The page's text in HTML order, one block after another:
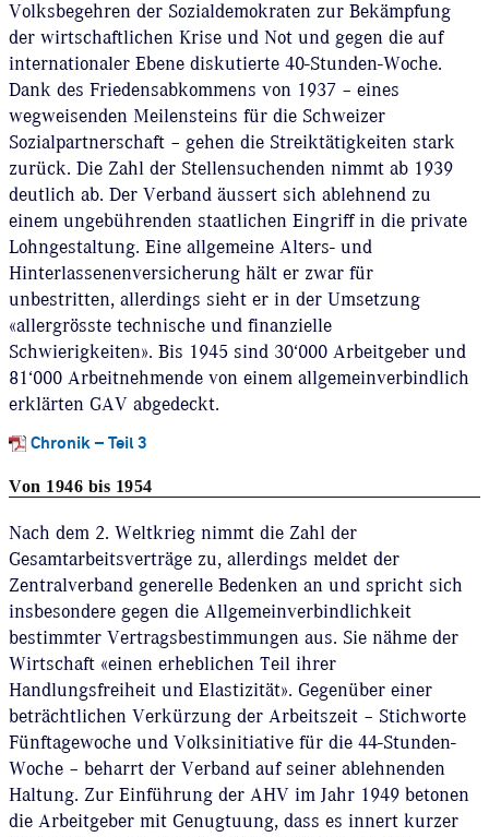
Volksbegehren der Sozialdemokraten zur Bekämpfung
der wirtschaftlichen Krise und Not und gegen die auf
internationaler Ebene diskutierte 40-Stunden-Woche.
Dank des Friedensabkommens von 1937 – eines
wegweisenden Meilensteins für die Schweizer
Sozialpartnerschaft – gehen die Streiktätigkeiten stark
zurück. Die Zahl der Stellensuchenden nimmt ab 1939
deutlich ab. Der Verband äussert sich ablehnend zu
einem ungebührenden staatlichen Eingriff in die private
Lohngestaltung. Eine allgemeine Alters- und
Hinterlassenenversicherung hält er zwar für
unbestritten, allerdings sieht er in der Umsetzung
«allergrösste technische und finanzielle
Schwierigkeiten». Bis 1945 sind 30‘000 Arbeitgeber und
81‘000 Arbeitnehmende von einem allgemeinverbindlich
erklärten GAV abgedeckt.
Chronik – Teil 3
Von 1946 bis 1954
Nach dem 2. Weltkrieg nimmt die Zahl der
Gesamtarbeitsverträge zu, allerdings meldet der
Zentralverband generelle Bedenken an und spricht sich
insbesondere gegen die Allgemeinverbindlichkeit
bestimmter Vertragsbestimmungen aus. Sie nähme der
Wirtschaft «einen erheblichen Teil ihrer
Handlungsfreiheit und Elastizität». Gegenüber einer
beträchtlichen Verkürzung der Arbeitszeit – Stichworte
Fünftagewoche und Volksinitiative für die 44-Stunden-
Woche – beharrt der Verband auf seiner ablehnenden
Haltung. Zur Einführung der AHV im Jahr 1949 betonen
die Arbeitgeber mit Genugtuung, dass es innert kurzer